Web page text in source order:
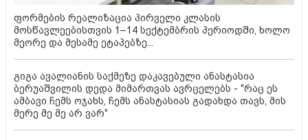
ფორმების რეალიზაცია პირველი კლასის
მოსწავლეებისთვის 1–14 სექტემბრის პერიოდში, ხოლო
მეორე და მესამე ეტაპებზე...
გიგა ავალიანის საქმეზე დაკავებული ანასტასია
ბერუაშვილის დედა მიმართვას ავრცელებს - "რაც ეს
ამბავი ჩემს ოჯახს, ჩემს ანასტასიას გადახდა თავს, მის
მერე მე მე არ ვარ"